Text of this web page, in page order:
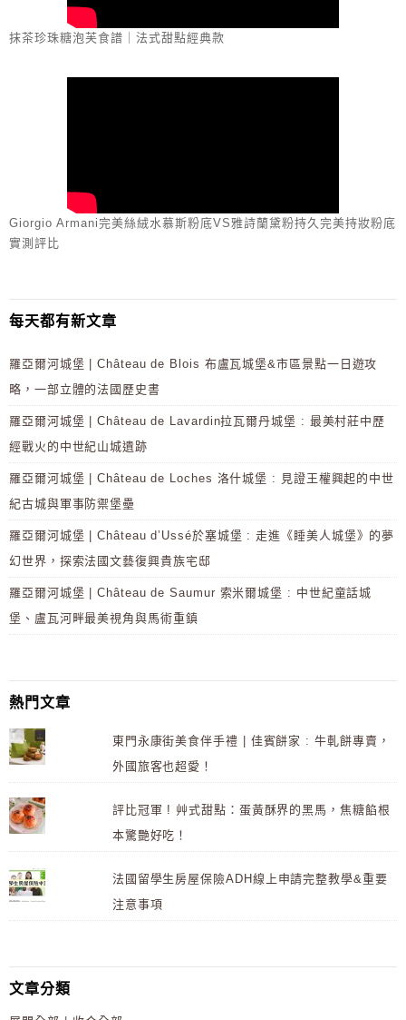
抹茶珍珠糖泡芙食譜｜法式甜點經典款
Giorgio Armani完美絲絨水慕斯粉底VS雅詩蘭黛粉持久完美持妝粉底
實測評比
每天都有新文章
羅亞爾河城堡 | Château de Blois 布盧瓦城堡&市區景點一日遊攻
略，一部立體的法國歷史書
羅亞爾河城堡 | Château de Lavardin拉瓦爾丹城堡 : 最美村莊中歷
經戰火的中世紀山城遺跡
羅亞爾河城堡 | Château de Loches 洛什城堡 : 見證王權興起的中世
紀古城與軍事防禦堡壘
羅亞爾河城堡 | Château d’Ussé於塞城堡 : 走進《睡美人城堡》的夢
幻世界，探索法國文藝復興貴族宅邸
羅亞爾河城堡 | Château de Saumur 索米爾城堡 : 中世紀童話城
堡、盧瓦河畔最美視角與馬術重鎮
熱門文章
東門永康街美食伴手禮 | 佳賓餅家 : 牛軋餅專賣，
外國旅客也超愛！
評比冠軍 ! 艸式甜點：蛋黃酥界的黑馬，焦糖餡根
本驚艷好吃！
法國留學生房屋保險ADH線上申請完整教學&重要
注意事項
文章分類